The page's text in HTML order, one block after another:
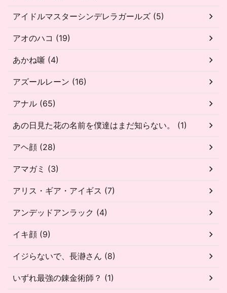
アイドルマスターシンデレラガールズ (5)
アオのハコ (19)
あかね噺 (4)
アズールレーン (16)
アナル (65)
あの日見た花の名前を僕達はまだ知らない。 (1)
アヘ顔 (28)
アマガミ (3)
アリス・ギア・アイギス (7)
アンデッドアンラック (4)
イキ顔 (9)
イジらないで、長瀞さん (8)
いずれ最強の錬金術師？ (1)